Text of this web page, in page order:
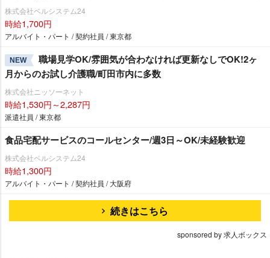
株式会社ベルシステム24
時給1,700円
アルバイト・パート / 契約社員 / 東京都
NEW
職場見学OK/雰囲気が合わなければ更新なしでOK!2ヶ
月からのお試し介護職/町田市内に多数
株式会社ニッソーネット
時給1,530円～2,287円
派遣社員 / 東京都
食品宅配サービスのコールセンター/週3日～OK/未経験歓迎
株式会社ベルシステム24
時給1,300円
アルバイト・パート / 契約社員 / 大阪府
続きはこちら
sponsored by 求人ボックス